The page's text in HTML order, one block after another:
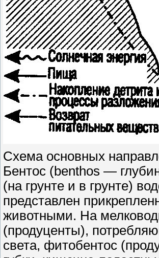
Схема основных
Бентос (benthos —
(на грунте и в грунте)
представлен
животными. На
(продуценты),
света, фитобентос